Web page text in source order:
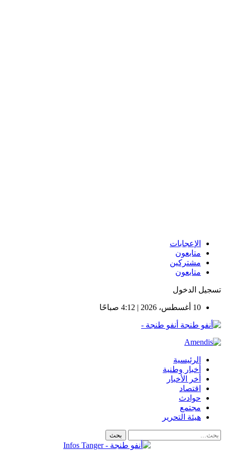
الإعجابات
متابعون
مشتركين
متابعون
تسجيل الدخول
10 أغسطس، 2026 | 4:12 صباحًا
أنفو طنجة -
الرئيسية
أخبار وطنية
أخر الأخبار
اقتصاد
حوادث
مجتمع
هيئة التحرير